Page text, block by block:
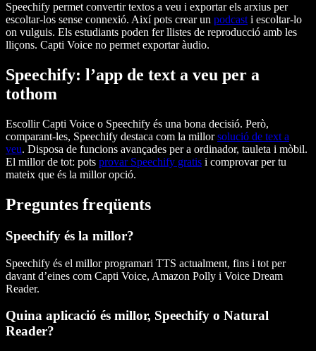
Speechify permet convertir textos a veu i exportar els arxius per
escoltar-los sense connexió. Així pots crear un podcast i escoltar-lo
on vulguis. Els estudiants poden fer llistes de reproducció amb les
lliçons. Capti Voice no permet exportar àudio.
Speechify: l’app de text a veu per a
tothom
Escollir Capti Voice o Speechify és una bona decisió. Però,
comparant-les, Speechify destaca com la millorsolució de text a
veu. Disposa de funcions avançades per a ordinador, tauleta i mòbil.
El millor de tot: pots provar Speechify gratis i comprovar per tu
mateix que és la millor opció.
Preguntes freqüents
Speechify és la millor?
Speechify és el millor programari TTS actualment, fins i tot per
davant d’eines com Capti Voice, Amazon Polly i Voice Dream
Reader.
Quina aplicació és millor, Speechify o Natural
Reader?